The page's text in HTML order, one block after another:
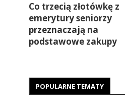
Co trzecią złotówkę z
emerytury seniorzy
przeznaczają na
podstawowe zakupy
POPULARNE TEMATY